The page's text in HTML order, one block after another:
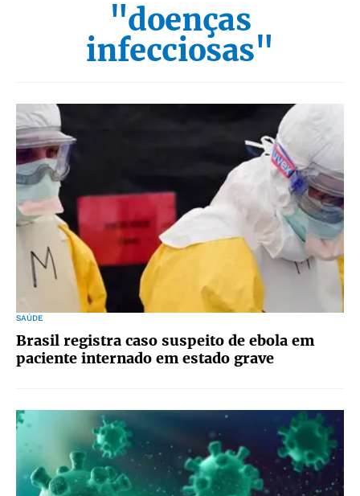
"doenças
infecciosas"
SAÚDE
Brasil registra caso suspeito de ebola em
paciente internado em estado grave